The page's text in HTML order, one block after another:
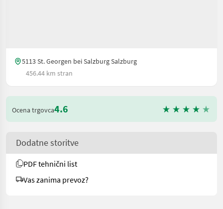
5113 St. Georgen bei Salzburg Salzburg
456.44 km stran
Ocena trgovca4.6
Dodatne storitve
PDF tehnični list
Vas zanima prevoz?